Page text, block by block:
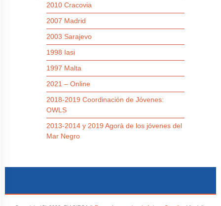
2010 Cracovia
2007 Madrid
2003 Sarajevo
1998 Iasi
1997 Malta
2021 – Online
2018-2019 Coordinación de Jóvenes:
OWLS
2013-2014 y 2019 Agorà de los jóvenes del
Mar Negro